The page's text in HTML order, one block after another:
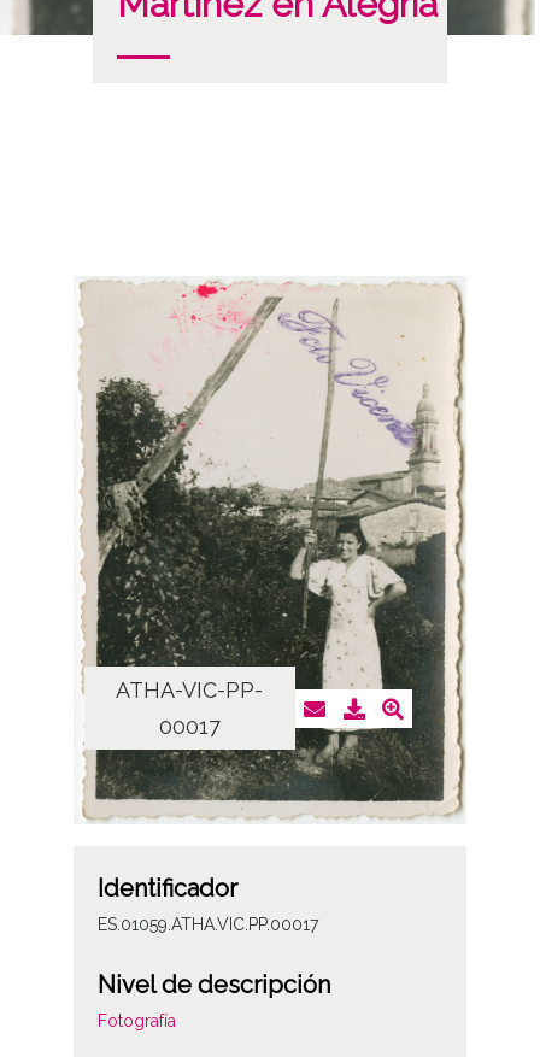
ATHA-VIC-PP-
00017
Identificador
ES.01059.ATHA.VIC.PP.00017
Nivel de descripción
Fotografía